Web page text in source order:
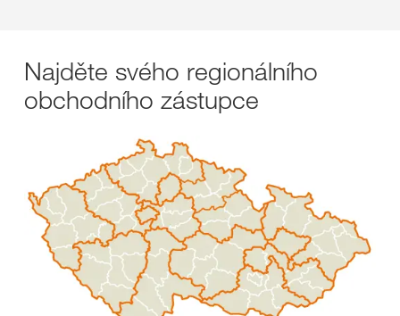
Najděte svého regionálního
obchodního zástupce